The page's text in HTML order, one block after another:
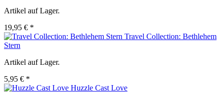
Artikel auf Lager.
19,95 € *
Travel Collection: Bethlehem
Stern
Artikel auf Lager.
5,95 € *
Huzzle Cast Love